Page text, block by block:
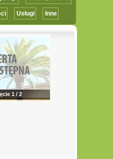
Usługi Inne
1 / 2